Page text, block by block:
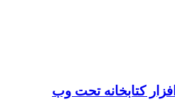
کتابخانه تحت وب